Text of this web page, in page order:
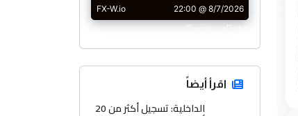
CurrencyRate
اقرأ أيضاً
الداخلية: تسجيل أكثر من 20